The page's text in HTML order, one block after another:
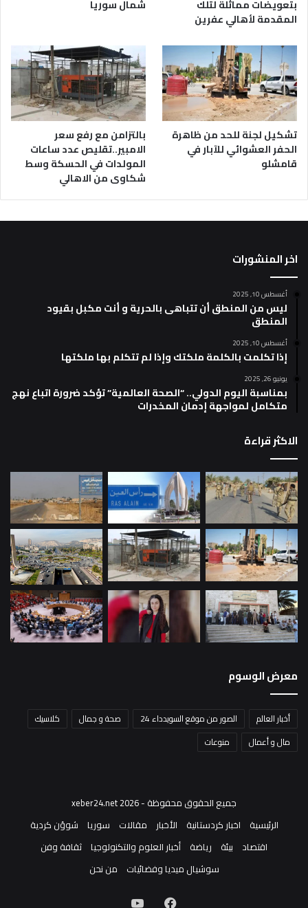
بتعويضات مماثلة لتلك
المقدمة لأهالي عفرين
شمال سوريا
تشكيل لجنة للحد من ظاهرة
الحفر العشوائي للآبار في
قامشلو
بالتزامن مع رفع سعر
الامبير..تقليص عدد ساعات
المولدات في الحسكة وسط
شكاوى من الاهالي
اخر المنشورات
أغسطس 10, 2025
ليس من المنطق أن تتباهى بالحرية و أنت مكبل بقيود
المنطق
أغسطس 10, 2025
إذا تكلمت بالكلمة ملكتك وإذا لم تتكلم بها ملكتها
يونيو 26, 2025
بمناسبة اليوم الدولي.. “الصحة العالمية” تؤكد ضرورة اتباع نهج
متكامل لمواجهة إدمان المخدرات
الاكثر قراءة
معرض الوسوم
أخبار العالم الصور من موقع السويدداء 24 صحة و جمال
كلاسيك
مال و أعمال
منوعات
جميع الحقوق محفوظة - xeber24.net 2026
الرئيسية
اخبار كردستانية الأخبار مقالات سوريا
شوؤن كردية
اقتصاد
بيئة رياضة أخبار العلوم والتكنولوجيا ثقافة وفن
سوشيال ميديا وفضائيات
من نحن
فيسبوك‫YouTube